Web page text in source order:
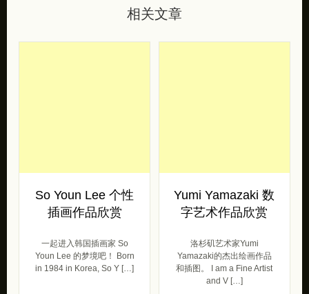
相关文章
So Youn Lee 个性
插画作品欣赏
一起进入韩国插画家 So
Youn Lee 的梦境吧！ Born
in 1984 in Korea, So Y […]
Yumi Yamazaki 数
字艺术作品欣赏
洛杉矶艺术家Yumi
Yamazaki的杰出绘画作品
和插图。 I am a Fine Artist
and V […]